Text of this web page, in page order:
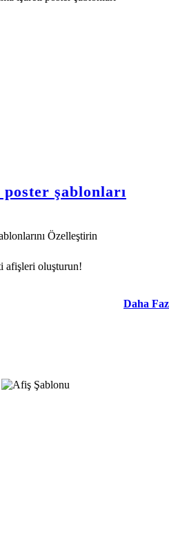
şablonları
Özelleştirin
afişleri oluşturun!
Daha